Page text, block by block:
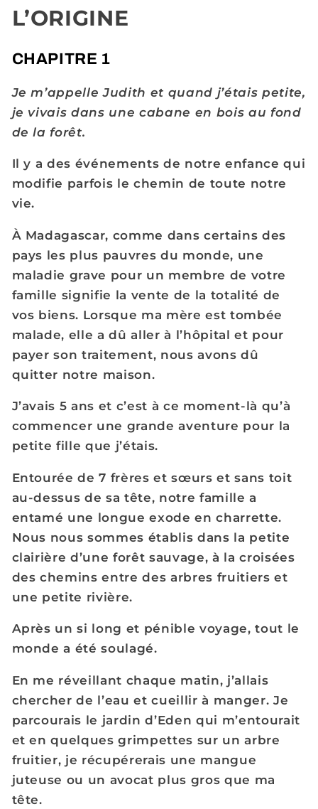
L’ORIGINE
CHAPITRE 1
Je m’appelle Judith et quand j’étais petite,
je vivais dans une cabane en bois au fond
de la forêt.
Il y a des événements de notre enfance qui
modifie parfois le chemin de toute notre
vie.
À Madagascar, comme dans certains des
pays les plus pauvres du monde, une
maladie grave pour un membre de votre
famille signifie la vente de la totalité de
vos biens. Lorsque ma mère est tombée
malade, elle a dû aller à l’hôpital et pour
payer son traitement, nous avons dû
quitter notre maison.
J’avais 5 ans et c’est à ce moment-là qu’à
commencer une grande aventure pour la
petite fille que j’étais.
Entourée de 7 frères et sœurs et sans toit
au-dessus de sa tête, notre famille a
entamé une longue exode en charrette.
Nous nous sommes établis dans la petite
clairière d’une forêt sauvage, à la croisées
des chemins entre des arbres fruitiers et
une petite rivière.
Après un si long et pénible voyage, tout le
monde a été soulagé.
En me réveillant chaque matin, j’allais
chercher de l’eau et cueillir à manger. Je
parcourais le jardin d’Eden qui m’entourait
et en quelques grimpettes sur un arbre
fruitier, je récupérerais une mangue
juteuse ou un avocat plus gros que ma
tête.